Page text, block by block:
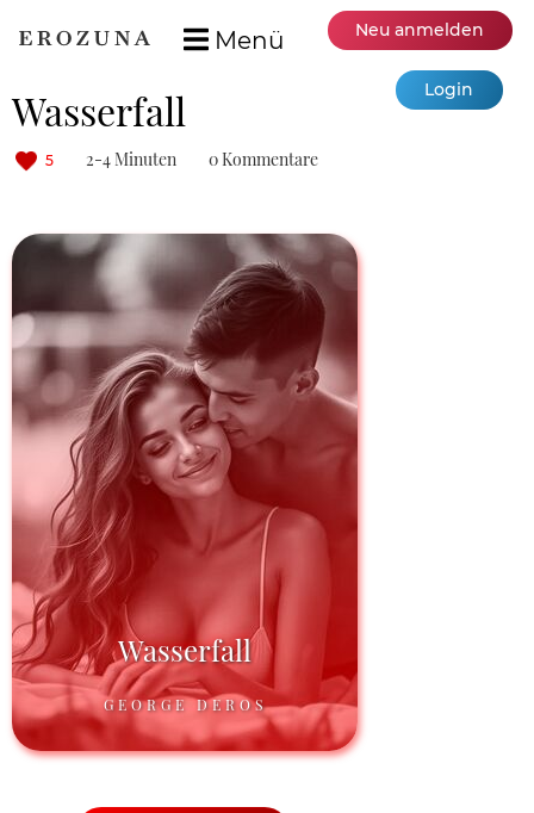
Menü Neu anmelden
Login
Wasserfall
5 2-4 Minuten 0 Kommentare
Wasserfall
GEORGE DEROS